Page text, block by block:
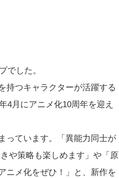
でした。
持つキャラクターが活躍する
4月にアニメ化10周年を迎え
っています。「異能力同士が
や策略も楽しめます」や「原
ニメ化をぜひ！」と、新作を